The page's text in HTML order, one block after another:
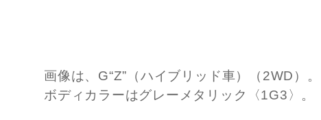
画像は、G“Z”（ハイブリッド車）（2WD）。
ボディカラーはグレーメタリック〈1G3〉。